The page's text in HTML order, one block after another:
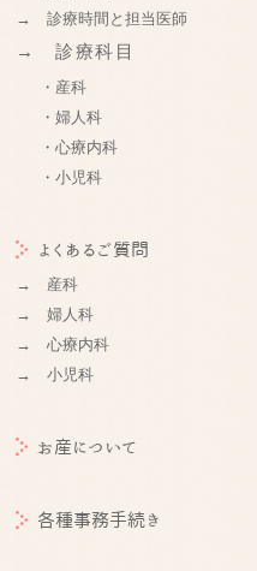
→ 診療時間と担当医師
→ 診療科目
・産科
・婦人科
・心療内科
・小児科
よくあるご質問
→ 産科
→ 婦人科
→ 心療内科
→ 小児科
お産について
各種事務手続き